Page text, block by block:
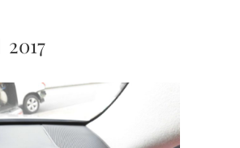
2017